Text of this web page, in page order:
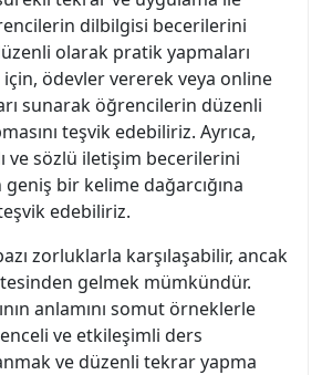
dilbilgisi becerilerini
olarak pratik yapmaları
ödevler vererek veya online
sunarak öğrencilerin düzenli
teşvik edebiliriz. Ayrıca,
ve sözlü iletişim becerilerini
bir kelime dağarcığına
edebiliriz.
zorluklarla karşılaşabilir, ancak
gelmek mümkündür.
anlamını somut örneklerle
ve etkileşimli ders
ve düzenli tekrar yapma